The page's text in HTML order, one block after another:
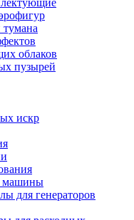
облаков
пузырей
искр
машины
для генераторов